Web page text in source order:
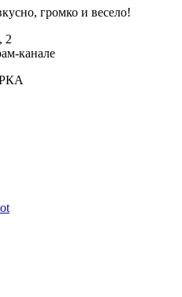
громко и весело!
2
канале